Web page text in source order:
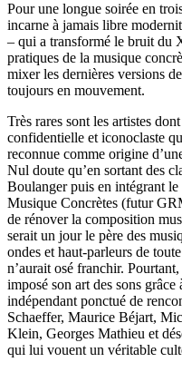
Pour une longue soirée en
incarne à jamais libre
– qui a transformé le bruit du
pratiques de la musique
mixer les dernières versions
toujours en mouvement.
Très rares sont les artistes
confidentielle et iconoclaste
reconnue comme origine
Nul doute qu’en sortant des
Boulanger puis en intégrant
Musique Concrètes (futur
de rénover la composition
serait un jour le père des
ondes et haut-parleurs de
n’aurait osé franchir.
imposé son art des sons
indépendant ponctué de
Schaeffer, Maurice Béjart,
Klein, Georges Mathieu et
qui lui vouent un véritable